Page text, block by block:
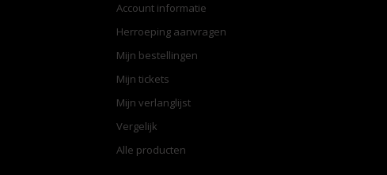
Account informatie
Herroeping aanvragen
Mijn bestellingen
Mijn tickets
Mijn verlanglijst
Vergelijk
Alle producten